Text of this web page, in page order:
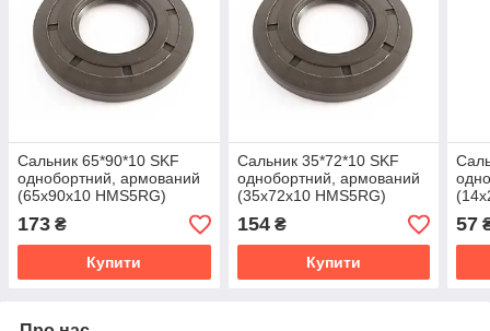
Сальник 65*90*10 SKF
однобортний, армований
(65x90x10 HMS5RG)
173 ₴
Купити
Сальник 35*72*10 SKF
однобортний, армований
(35x72x10 HMS5RG)
154₴
Купити
57